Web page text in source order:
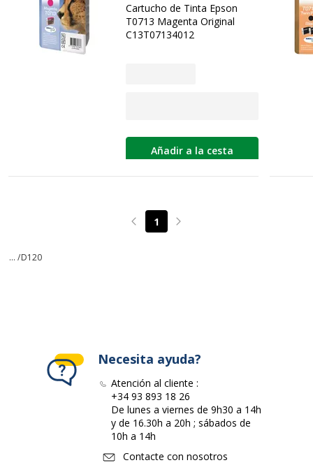
Cartucho de Tinta Epson
T0713 Magenta Original
C13T07134012
Añadir a la cesta
Page précédente
1 Page suivante
... /D120
Necesita ayuda?
Atención al cliente :
+34 93 893 18 26
De lunes a viernes de 9h30 a 14h
y de 16.30h a 20h ; sábados de
10h a 14h
Contacte con nosotros